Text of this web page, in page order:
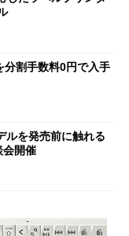
割手数料0円で入手
ルを発売前に触れる
会開催